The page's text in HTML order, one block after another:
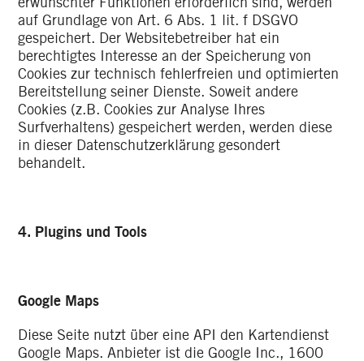
auf Grundlage von Art. 6 Abs. 1 lit. f DSGVO
gespeichert. Der Websitebetreiber hat ein
berechtigtes Interesse an der Speicherung von
Cookies zur technisch fehlerfreien und optimierten
Bereitstellung seiner Dienste. Soweit andere
Cookies (z.B. Cookies zur Analyse Ihres
Surfverhaltens) gespeichert werden, werden diese
in dieser Datenschutzerklärung gesondert
behandelt.
4. Plugins und Tools
Google Maps
Diese Seite nutzt über eine API den Kartendienst
Google Maps. Anbieter ist die Google Inc., 1600